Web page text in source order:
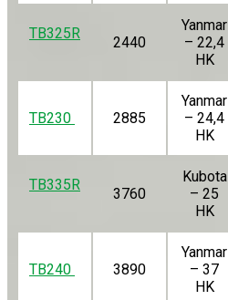
TB325R
2440
Yanmar
– 22,4
HK
TB230 2885
Yanmar
– 24,4
HK
TB335R
3760
Kubota
– 25
HK
TB240 3890
Yanmar
– 37
HK